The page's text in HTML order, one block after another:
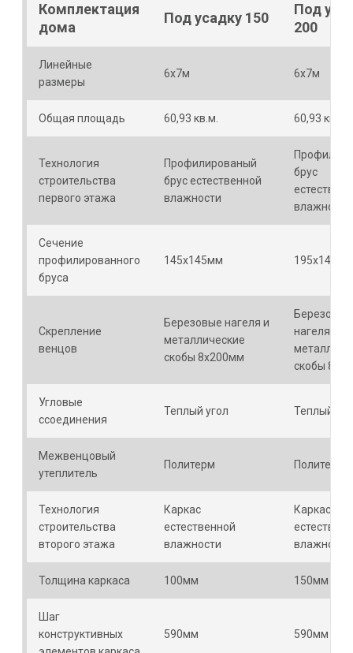
Комплектация
дома
Под усадку 150
Под
200
Линейные
размеры
6х7м 6х7м
Общая площадь 60,93 кв.м. 60,93 кв.м.
Технология
строительства
первого этажа
Профилированый
брус естественной
влажности
брус
влажности
Сечение
профилированного
бруса
145х145мм 195х145мм
Скрепление
венцов
Березовые нагеля и
металлические
скобы 8х200мм
Березовые
нагеля и
скобы
Угловые
ссоединения
Теплый угол Теплый
Межвенцовый
утеплитель
Политерм Политерм
Технология
строительства
второго этажа
Каркас
естественной
влажности
Каркас
влажности
Толщина каркаса 100мм 150мм
Шаг
конструктивных
590мм 590мм